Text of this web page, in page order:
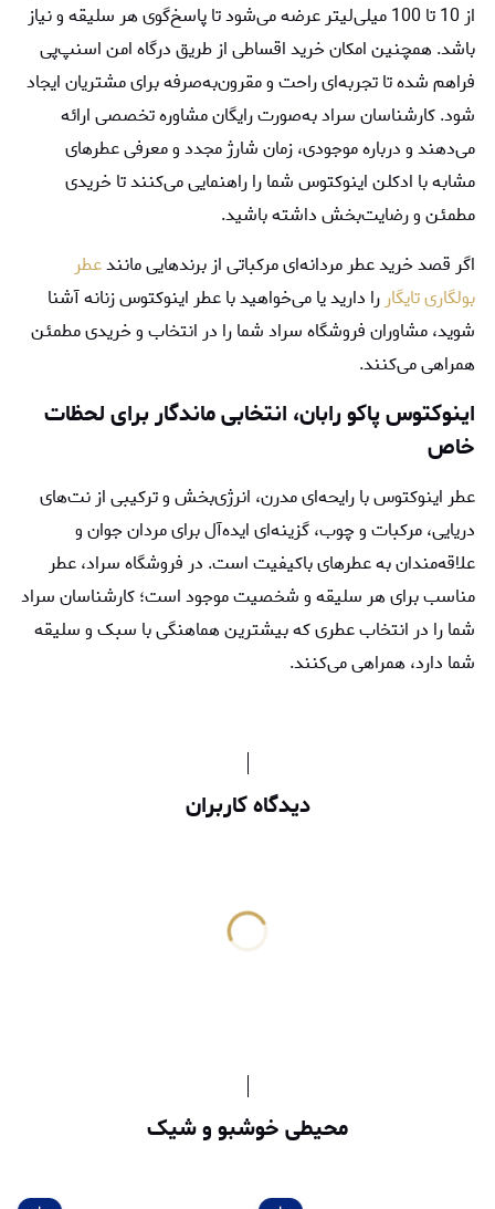
از 10 تا 100 میلی‌لیتر عرضه می‌شود تا پاسخ‌گوی هر سلیقه و نیاز
باشد. همچنین امکان خرید اقساطی از طریق درگاه امن اسنپ‌پی
فراهم شده تا تجربه‌ای راحت و مقرون‌به‌صرفه برای مشتریان ایجاد
شود. کارشناسان سراد به‌صورت رایگان مشاوره تخصصی ارائه
می‌دهند و درباره موجودی، زمان شارژ مجدد و معرفی عطرهای
مشابه با ادکلن اینوکتوس شما را راهنمایی می‌کنند تا خریدی
مطمئن و رضایت‌بخش داشته باشید.
اگر قصد خرید عطر مردانه‌ای مرکباتی از برندهایی مانندعطر
بولگاری تایگار را دارید یا می‌خواهید با عطر اینوکتوس زنانه آشنا
شوید، مشاوران فروشگاه سراد شما را در انتخاب و خریدی مطمئن
همراهی می‌کنند.
اینوکتوس پاکو رابان، انتخابی ماندگار برای لحظات
خاص
عطر اینوکتوس با رایحه‌ای مدرن، انرژی‌بخش و ترکیبی از نت‌های
دریایی، مرکبات و چوب، گزینه‌ای ایده‌آل برای مردان جوان و
علاقه‌مندان به عطرهای باکیفیت است. در فروشگاه سراد، عطر
مناسب برای هر سلیقه و شخصیت موجود است؛ کارشناسان سراد
شما را در انتخاب عطری که بیشترین هماهنگی با سبک و سلیقه
شما دارد، همراهی می‌کنند.
دیدگاه کاربران
محیطی خوشبو و شیک